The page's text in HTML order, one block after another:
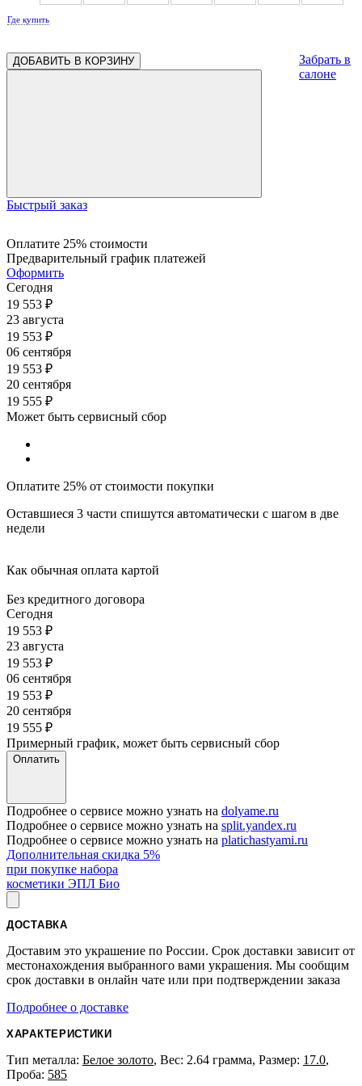
Где купить
ДОБАВИТЬ В КОРЗИНУ
Быстрый заказ
Забрать в
салоне
Оплатите 25% стоимости
Предварительный график платежей
Оформить
Сегодня
19 553 ₽
23 августа
19 553 ₽
06 сентября
19 553 ₽
20 сентября
19 555 ₽
Может быть сервисный сбор
Оплатите 25% от стоимости покупки
Оставшиеся 3 части спишутся автоматически с шагом в две
недели
Как обычная оплата картой
Без кредитного договора
Сегодня
19 553 ₽
23 августа
19 553 ₽
06 сентября
19 553 ₽
20 сентября
19 555 ₽
Примерный график, может быть сервисный сбор
Оплатить
Подробнее о сервисе можно узнать на dolyame.ru
Подробнее о сервисе можно узнать на split.yandex.ru
Подробнее о сервисе можно узнать на platichastyami.ru
Дополнительная скидка 5%
при покупке набора
косметики ЭПЛ Био
ДОСТАВКА
Доставим это украшение по России. Срок доставки зависит от
местонахождения выбранного вами украшения. Мы сообщим
срок доставки в онлайн чате или при подтверждении заказа
Подробнее о доставке
ХАРАКТЕРИСТИКИ
Тип металла: Белое золото, Вес: 2.64 грамма, Размер: 17.0,
Проба: 585